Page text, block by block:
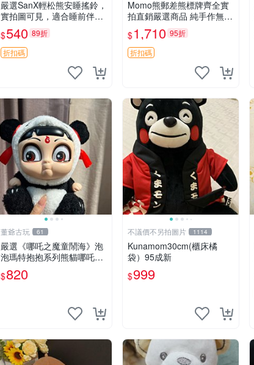
嚴選SanX輕松熊安睡搖鈴，
實拍圖可見，適合睡前伴
侶， Picks安撫好物 0325
懸吊 電腦
$540 89折
折扣碼
Momo熊郵差熊標牌齊全實
拍直銷嚴選商品 純手作無修
圖可收藏 郵差熊 Momo熊
標牌 商品
$1,710 95折
折扣碼
董爺古玩 61
嚴選《哪吒之魔童鬧海》泡
泡瑪特抱抱系列熊貓哪吒搪
膠臉毛絨， STATE：如圖顯
示 哪吒 毛絨公仔 泡泡瑪特
$820
不議價不另拍圖片 1114
Kunamom30cm(櫃床橘
袋）95成新
$999